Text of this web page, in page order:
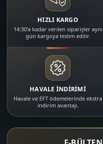
HIZLI KARGO
14:30'a kadar verilen siparişler aynı
gün kargoya teslim edilir.
HAVALE İNDİRİMİ
Havale ve EFT ödemelerinde ekstra
indirim avantajı.